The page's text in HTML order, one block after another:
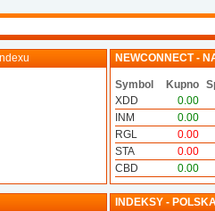
NEWCONNECT -
Symbol Kupno
XDD
0.00
INM
0.00
RGL
0.00
STA
0.00
CBD
0.00
INDEKSY -